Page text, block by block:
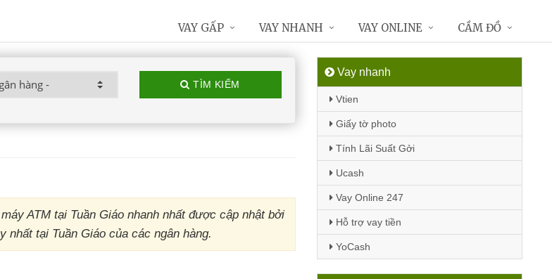
TÌM KIẾM
ATM tại Tuần Giáo nhanh nhất được cập nhật bởi
nhất tại Tuần Giáo của các ngân hàng.
Vay nhanh
Vtien
Giấy tờ photo
Tính Lãi Suất Gởi
Ucash
Vay Online 247
Hỗ trợ vay tiền
YoCash
VAY GẤP VAY NHANH VAY ONLINE CẦM ĐỒ